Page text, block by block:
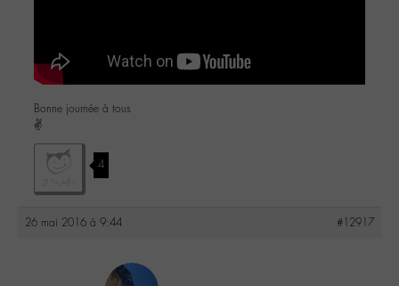
Bonne journée à tous
✌
4
26 mai 2016 à 9:44 #12917